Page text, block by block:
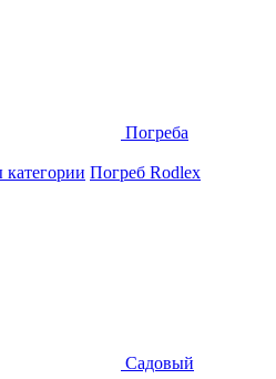
Погреба
категории Погреб Rodlex
Садовый